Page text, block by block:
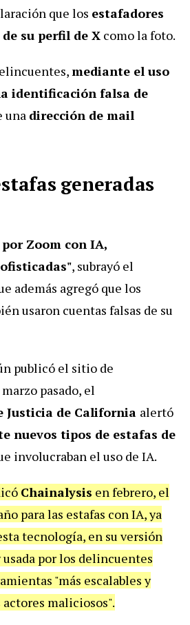
que los estafadores
su perfil de X como la foto.
mediante el uso
identificación falsa de
una dirección de mail
generadas
Zoom con IA,
, subrayó el
además agregó que los
usaron cuentas falsas de su
publicó el sitio de
pasado, el
Justicia de California alertó
nuevos tipos de estafas de
involucraban el uso de IA.
Chainalysis en febrero, el
para las estafas con IA, ya
tecnología, en su versión
por los delincuentes
"más escalables y
actores maliciosos".